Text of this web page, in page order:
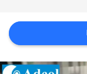
PLAN
DU
SITE